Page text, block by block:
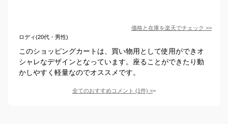
価格と在庫を楽天でチェック >>
ロディ(20代・男性)
このショッピングカートは、買い物用として使用ができオ
シャレなデザインとなっています。座ることができたり動
かしやすく軽量なのでオススメです。
全てのおすすめコメント (1件) >